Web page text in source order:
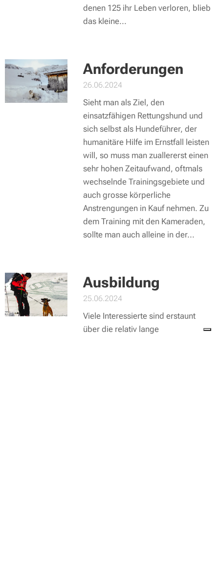
denen 125 ihr Leben verloren, blieb
das kleine...
Anforderungen
26.06.2024
Sieht man als Ziel, den
einsatzfähigen Rettungshund und
sich selbst als Hundeführer, der
humanitäre Hilfe im Ernstfall leisten
will, so muss man zuallererst einen
sehr hohen Zeitaufwand, oftmals
wechselnde Trainingsgebiete und
auch grosse körperliche
Anstrengungen in Kauf nehmen. Zu
dem Training mit den Kameraden,
sollte man auch alleine in der...
Ausbildung
25.06.2024
Viele Interessierte sind erstaunt
über die relativ lange